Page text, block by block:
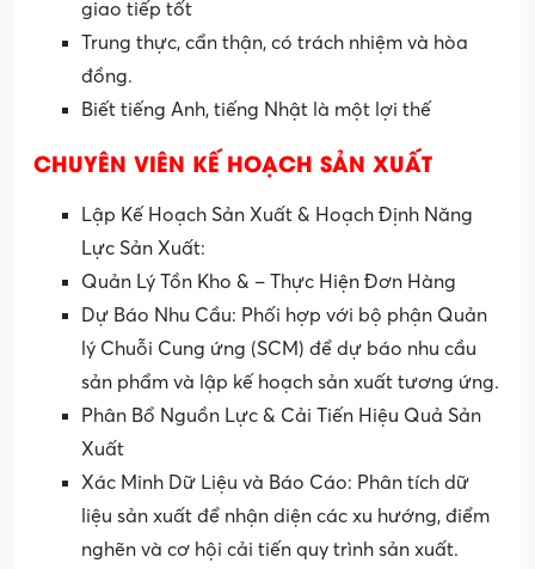
giao tiếp tốt
Trung thực, cẩn thận, có trách nhiệm và hòa
đồng.
Biết tiếng Anh, tiếng Nhật là một lợi thế
CHUYÊN VIÊN KẾ HOẠCH SẢN XUẤT
Lập Kế Hoạch Sản Xuất & Hoạch Định Năng
Lực Sản Xuất:
Quản Lý Tồn Kho & – Thực Hiện Đơn Hàng
Dự Báo Nhu Cầu: Phối hợp với bộ phận Quản
lý Chuỗi Cung ứng (SCM) để dự báo nhu cầu
sản phẩm và lập kế hoạch sản xuất tương ứng.
Phân Bổ Nguồn Lực & Cải Tiến Hiệu Quả Sản
Xuất
Xác Minh Dữ Liệu và Báo Cáo: Phân tích dữ
liệu sản xuất để nhận diện các xu hướng, điểm
nghẽn và cơ hội cải tiến quy trình sản xuất.